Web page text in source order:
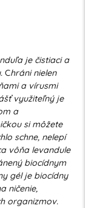
je čistiaci a
Chráni nielen
a vírusmi
využiteľný je
a
si môžete
schne, nelepí
vôňa levandule
biocídnym
gél je biocídny
ničenie,
organizmov.